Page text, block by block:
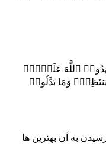
ٱللَّهَ عَلَیۡهِۖ
وَمَا بَدَّلُوا۟
به آن بهترین ها